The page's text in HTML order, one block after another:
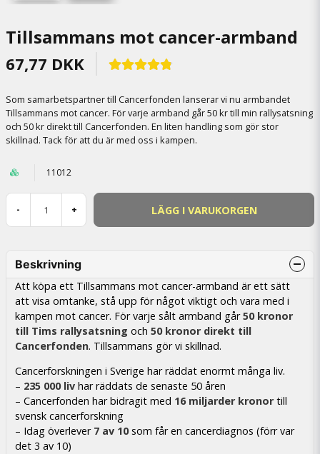
Tillsammans mot cancer-armband
67,77 DKK
Som samarbetspartner till Cancerfonden lanserar vi nu armbandet
Tillsammans mot cancer. För varje armband går 50 kr till min rallysatsning
och 50 kr direkt till Cancerfonden. En liten handling som gör stor
skillnad. Tack för att du är med oss i kampen.
11012
- + LÄGG I VARUKORGEN
Beskrivning
Att köpa ett Tillsammans mot cancer-armband är ett sätt
att visa omtanke, stå upp för något viktigt och vara med i
kampen mot cancer. För varje sålt armband går 50 kronor
till Tims rallysatsning och 50 kronor direkt till
Cancerfonden. Tillsammans gör vi skillnad.
Cancerforskningen i Sverige har räddat enormt många liv.
– 235 000 liv har räddats de senaste 50 åren
– Cancerfonden har bidragit med 16 miljarder kronor till
svensk cancerforskning
– Idag överlever 7 av 10 som får en cancerdiagnos (förr var
det 3 av 10)